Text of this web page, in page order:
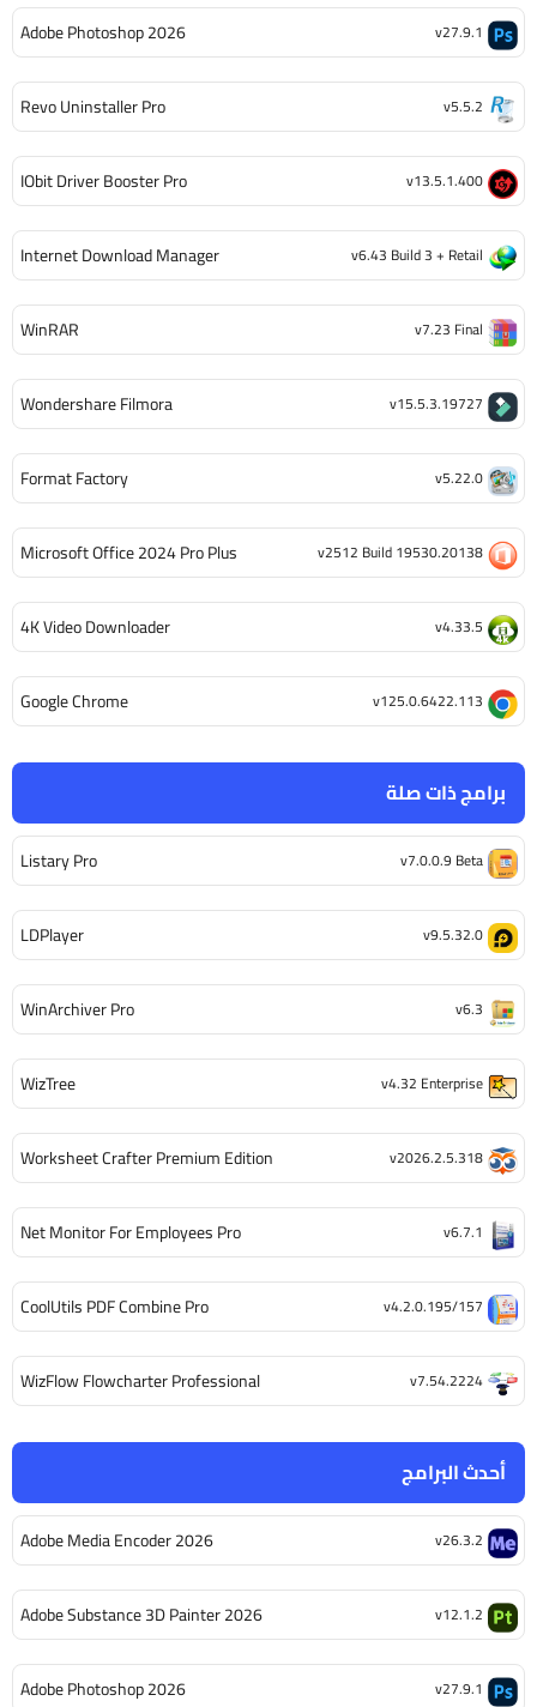
أحدث البرامج
Adobe Media Encoder 2026 v26.3.2
Adobe Substance 3D Painter 2026 v12.1.2
Adobe Photoshop 2026 v27.9.1
برامج ذات صلة
Listary Pro v7.0.0.9 Beta
LDPlayer v9.5.32.0
WinArchiver Pro v6.3
WizTree v4.32 Enterprise
Worksheet Crafter Premium Edition v2026.2.5.318
Net Monitor For Employees Pro v6.7.1
CoolUtils PDF Combine Pro v4.2.0.195/157
WizFlow Flowcharter Professional v7.54.2224
Adobe Photoshop 2026 v27.9.1
Revo Uninstaller Pro v5.5.2
IObit Driver Booster Pro v13.5.1.400
Internet Download Manager v6.43 Build 3 + Retail
WinRAR v7.23 Final
Wondershare Filmora v15.5.3.19727
Format Factory v5.22.0
Microsoft Office 2024 Pro Plus v2512 Build 19530.20138
4K Video Downloader v4.33.5
Google Chrome v125.0.6422.113